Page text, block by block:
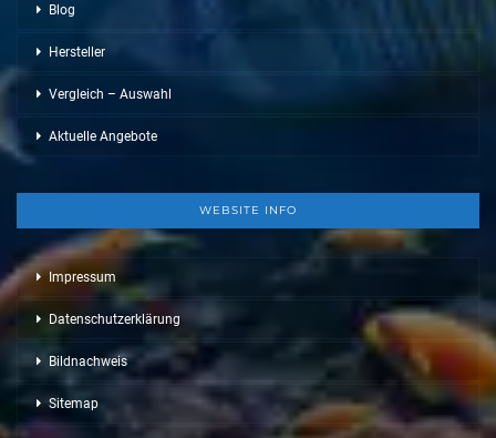
Blog
Hersteller
Vergleich – Auswahl
Aktuelle Angebote
WEBSITE INFO
Impressum
Datenschutzerklärung
Bildnachweis
Sitemap